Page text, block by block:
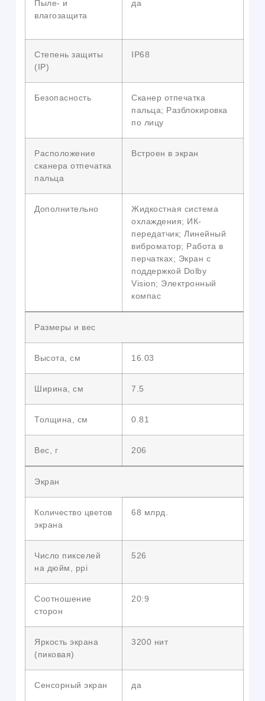
Пыле- и
влагозащита
да
Степень защиты
(IP)
IP68
Безопасность
Сканер отпечатка
пальца; Разблокировка
по лицу
Расположение
сканера отпечатка
пальца
Встроен в экран
Дополнительно
Жидкостная система
охлаждения; ИК-
передатчик; Линейный
виброматор; Работа в
перчатках; Экран с
поддержкой Dolby
Vision; Электронный
компас
Размеры и вес
Высота, см 16.03
Ширина, см 7.5
Толщина, см 0.81
Вес, г 206
Экран
Количество цветов
экрана
68 млрд.
Число пикселей
на дюйм, ppi
526
Соотношение
сторон
20:9
Яркость экрана
(пиковая)
3200 нит
Сенсорный экран да